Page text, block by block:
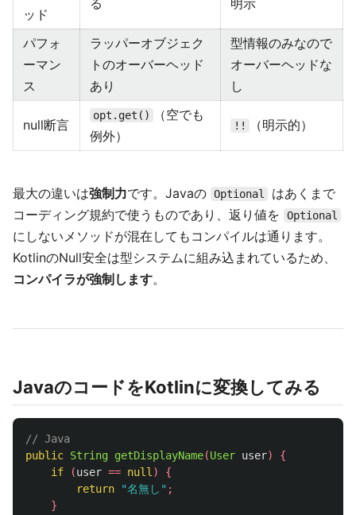
ッド
る 明示
パフォ
ーマン
ス
ラッパーオブジェク
トのオーバーヘッド
あり
型情報のみなので
オーバーヘッドな
し
null断言
opt.get()
（空でも
例外）
!! （明示的）
最大の違いは強制力です。Javaの Optional
はあくまで
コーディング規約で使うものであり、返り値を
Optional
にしないメソッドが混在してもコンパイルは通ります。
KotlinのNull安全は型システムに組み込まれているため、
コンパイラが強制します。
JavaのコードをKotlinに変換してみる
// Java
public String getDisplayName(User user)
{
if
(user == null )
{
return
"名無し" ;
}